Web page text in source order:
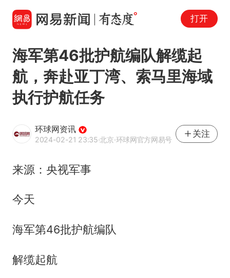
打开
海军第46批护航编队解缆起
航，奔赴亚丁湾、索马里海域
执行护航任务
环球网资讯
2024-02-21 23:35·北京·环球网官方网易号
关注
来源：央视军事
今天
海军第46批护航编队
解缆起航